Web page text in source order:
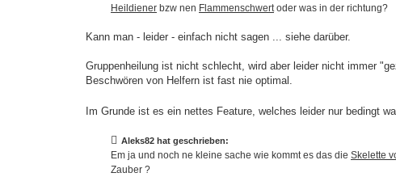
Heildiener bzw nen Flammenschwert oder was in der richtung?
Kann man - leider - einfach nicht sagen ... siehe darüber.
Gruppenheilung ist nicht schlecht, wird aber leider nicht immer
Beschwören von Helfern ist fast nie optimal.
Im Grunde ist es ein nettes Feature, welches leider nur bedingt
Aleks82 hat geschrieben:
Em ja und noch ne kleine sache wie kommt es das die Skelette
Zauber ?